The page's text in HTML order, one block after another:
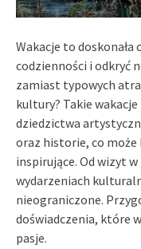
Wakacje to doskonała
codzienności i odkryć
zamiast typowych
kultury? Takie
dziedzictwa
oraz historie, co może
inspirujące. Od wizyt
wydarzeniach
nieograniczone.
doświadczenia, które
pasje.